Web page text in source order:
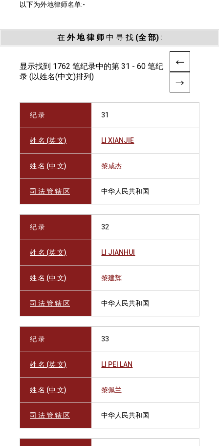
以下为外地律师名单:-
在 外 地 律 师中 寻 找 (全 部):
显示找到 1762 笔纪录中的第 31 - 60 笔纪
录 (以姓名(中文)排列)
纪 录 31
姓 名 (英 文) LI XIANJIE
姓 名 (中 文) 黎咸杰
司 法 管 辖 区 中华人民共和国
纪 录 32
姓 名 (英 文) LI JIANHUI
姓 名 (中 文) 黎建辉
司 法 管 辖 区 中华人民共和国
纪 录 33
姓 名 (英 文) LI PEI LAN
姓 名 (中 文) 黎佩兰
司 法 管 辖 区 中华人民共和国